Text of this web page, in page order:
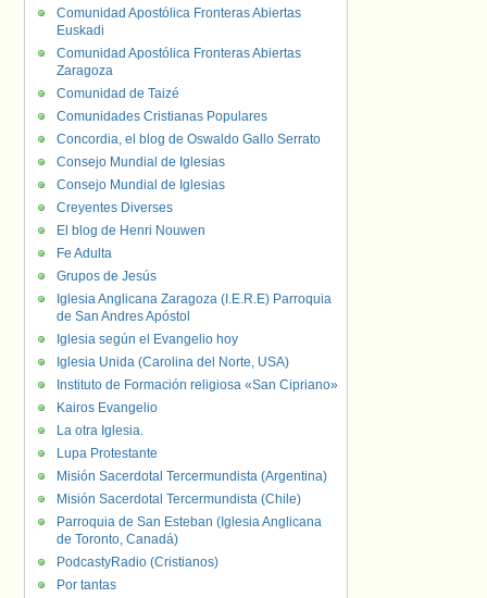
Comunidad Apostólica Fronteras Abiertas
Euskadi
Comunidad Apostólica Fronteras Abiertas
Zaragoza
Comunidad de Taizé
Comunidades Cristianas Populares
Concordia, el blog de Oswaldo Gallo Serrato
Consejo Mundial de Iglesias
Consejo Mundial de Iglesias
Creyentes Diverses
El blog de Henri Nouwen
Fe Adulta
Grupos de Jesús
Iglesia Anglicana Zaragoza (I.E.R.E) Parroquia
de San Andres Apóstol
Iglesia según el Evangelio hoy
Iglesia Unida (Carolina del Norte, USA)
Instituto de Formación religiosa «San Cipriano»
Kairos Evangelio
La otra Iglesia.
Lupa Protestante
Misión Sacerdotal Tercermundista (Argentina)
Misión Sacerdotal Tercermundista (Chile)
Parroquia de San Esteban (Iglesia Anglicana
de Toronto, Canadá)
PodcastyRadio (Cristianos)
Por tantas